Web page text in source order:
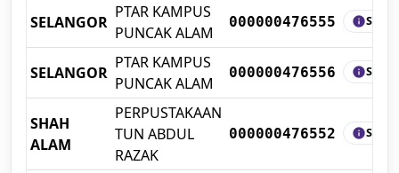
SELANGOR
PTAR KAMPUS
PUNCAK ALAM
000000476555 infoSHELF
SELANGOR
PTAR KAMPUS
PUNCAK ALAM
000000476556 infoSHELF
SHAH
ALAM
PERPUSTAKAAN
TUN ABDUL
RAZAK
000000476552 infoSHELF